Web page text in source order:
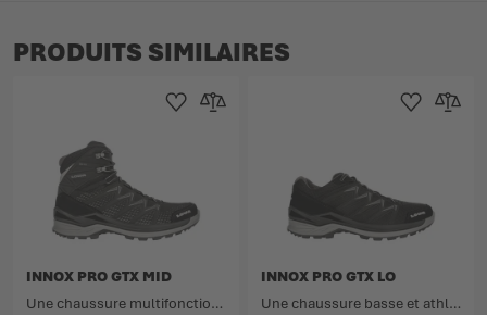
PRODUITS SIMILAIRES
INNOX PRO GTX MID
Une chaussure multifonction pour les activités sportives en plein air.
Ajouter à la liste d'achats
Ajouter au comparateur
INNOX PRO GTX LO
Une chaussure basse et athlétique pour des activités sportives dans la nature.
Ajouter à la
Ajouter